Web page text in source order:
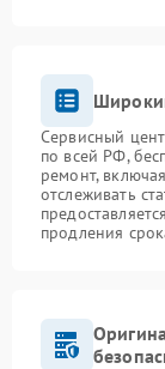
Сервисный
по всей РФ,
ремонт,
отслеживать
продления